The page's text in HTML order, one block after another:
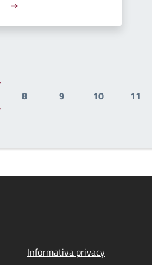
attuale
Pagina
8
Pagina
9
Pagina
10 11
Informativa privacy